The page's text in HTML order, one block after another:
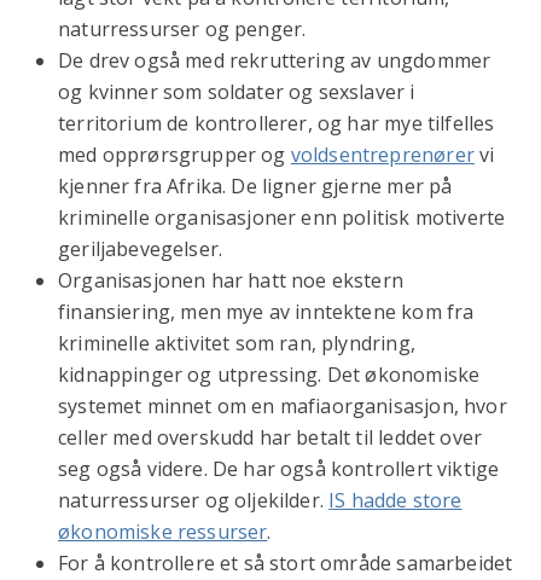
naturressurser og penger.
De drev også med rekruttering av ungdommer
og kvinner som soldater og sexslaver i
territorium de kontrollerer, og har mye tilfelles
med opprørsgrupper og voldsentreprenørervi
kjenner fra Afrika. De ligner gjerne mer på
kriminelle organisasjoner enn politisk motiverte
geriljabevegelser.
Organisasjonen har hatt noe ekstern
finansiering, men mye av inntektene kom fra
kriminelle aktivitet som ran, plyndring,
kidnappinger og utpressing. Det økonomiske
systemet minnet om en mafiaorganisasjon, hvor
celler med overskudd har betalt til leddet over
seg også videre. De har også kontrollert viktige
naturressurser og oljekilder. IS hadde store
økonomiske ressurser.
For å kontrollere et så stort område samarbeidet